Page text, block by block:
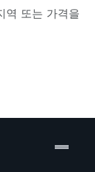
역 또는 가격을